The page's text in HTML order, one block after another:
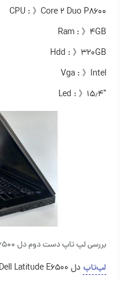
CPU : 》Core 2 Duo P8600
Ram : 》۴GB
Hdd : 》۳۲۰GB
Vga : 》Intel
Led : 》۱۵٫۴″
بررسی لپ تاپ دست دوم دل Dell E6500
لپ‌تاپ